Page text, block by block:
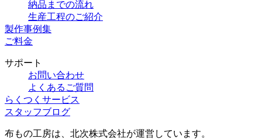
納品までの流れ
生産工程のご紹介
製作事例集
ご料金
サポート
お問い合わせ
よくあるご質問
らくつくサービス
スタッフブログ
布もの工房は、北次株式会社が運営しています。